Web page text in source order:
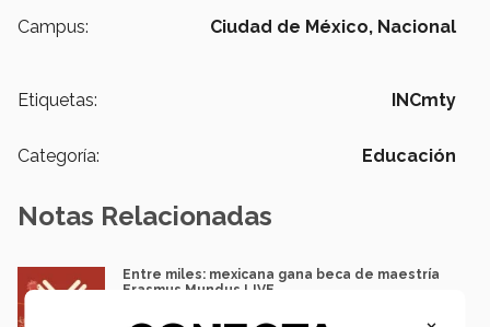
Campus:
Ciudad de México, Nacional
Etiquetas: INCmty
Categoría: Educación
Notas Relacionadas
Entre miles: mexicana gana beca de maestría
Erasmus Mundus LIVE